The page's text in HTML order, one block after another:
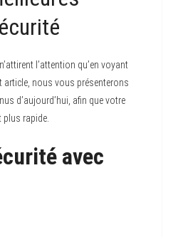
l’attention qu’en voyant
article, nous vous présenterons
d’aujourd’hui, afin que votre
rapide.
avec